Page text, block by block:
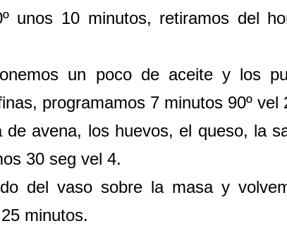
unos 10 minutos, retiramos del
un poco de aceite y los
programamos 7 minutos 90º vel
de avena, los huevos, el queso, la
30 seg vel 4.
del vaso sobre la masa y
minutos.